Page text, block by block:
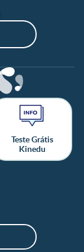
Teste Grátis
Kinedu